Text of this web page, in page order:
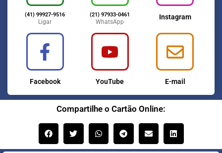
(41) 99927-9516
Ligar
(21) 97933-0461
WhatsApp
Instagram
Facebook YouTube E-mail
Compartilhe o Cartão Online: